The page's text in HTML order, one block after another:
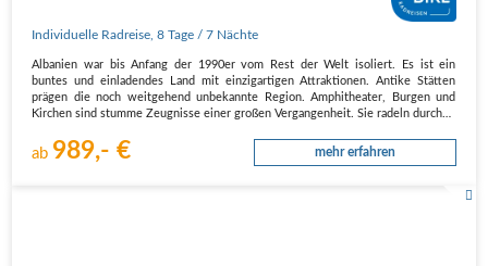
Individuelle Radreise ,8 Tage / 7 Nächte
Albanien war bis Anfang der 1990er vom Rest der Welt isoliert. Es ist ein
buntes und einladendes Land mit einzigartigen Attraktionen. Antike Stätten
prägen die noch weitgehend unbekannte Region. Amphitheater, Burgen und
Kirchen sind stumme Zeugnisse einer großen Vergangenheit. Sie radeln durch…
ab 989,- € mehr erfahren